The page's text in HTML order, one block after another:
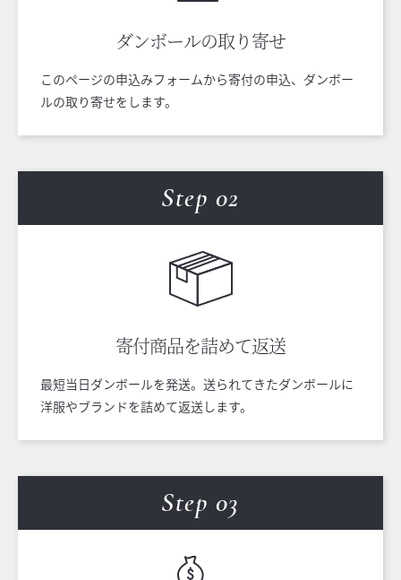
ダンボールの取り寄せ
このページの申込みフォームから寄付の申込、ダンボー
ルの取り寄せをします。
Step 02
寄付商品を詰めて返送
最短当日ダンボールを発送。送られてきたダンボールに
洋服やブランドを詰めて返送します。
Step 03